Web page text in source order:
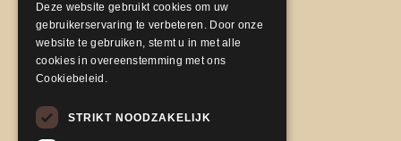
Deze website gebruikt cookies om uw
gebruikerservaring te verbeteren. Door onze
website te gebruiken, stemt u in met alle
cookies in overeenstemming met ons
Cookiebeleid.
STRIKT NOODZAKELIJK